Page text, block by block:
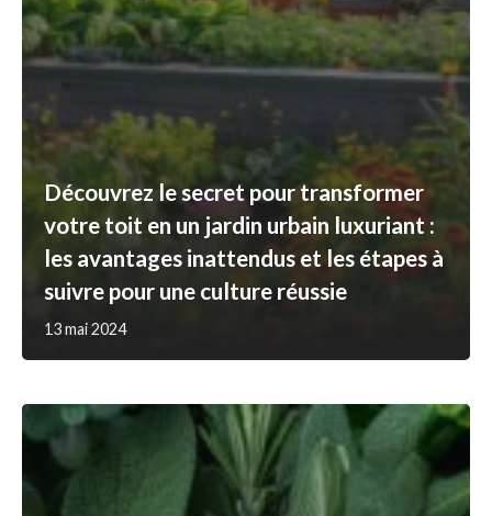
Découvrez le secret pour transformer
votre toit en un jardin urbain luxuriant :
les avantages inattendus et les étapes à
suivre pour une culture réussie
13 mai 2024